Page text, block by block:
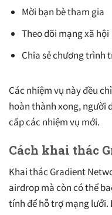
Mời bạn bè tham gia
Theo dõi mạng xã hội
Chia sẻ chương trình
Các nhiệm vụ này đều
hoàn thành xong, người
cấp các nhiệm vụ mới.
Cách khai thác
Khai thác Gradient
airdrop mà còn có thể
tính để hỗ trợ mạng lưới.